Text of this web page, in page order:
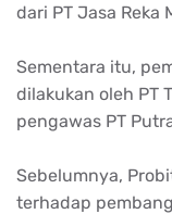
dari PT Jasa Reka
Sementara itu,
dilakukan oleh PT
pengawas PT
Sebelumnya,
terhadap